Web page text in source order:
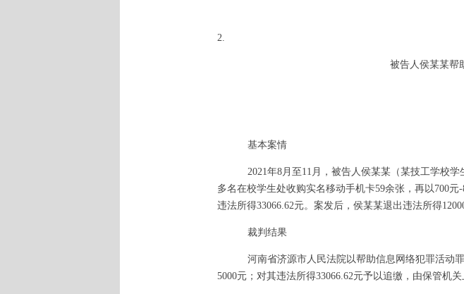
2.
被告人侯某某帮
基本案情
2021年8月至11月，被告人侯某某（某技工学校
多名在校学生处收购实名移动手机卡59余张，再以700
违法所得33066.62元。案发后，侯某某退出违法所得
裁判结果
河南省济源市人民法院以帮助信息网络犯罪活动
5000元；对其违法所得33066.62元予以追缴，由保管机